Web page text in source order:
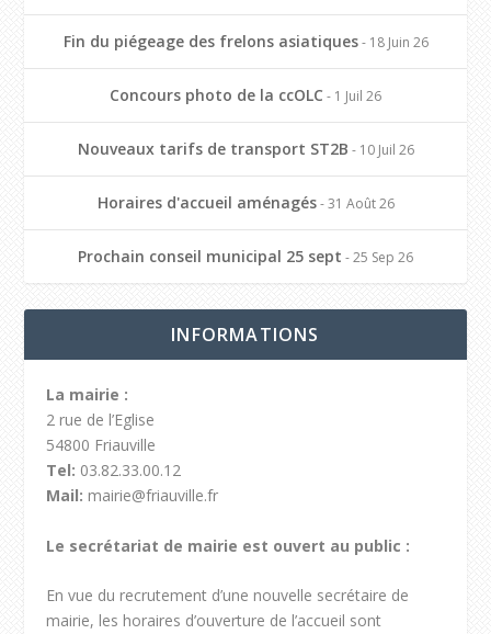
Fin du piégeage des frelons asiatiques- 18 Juin 26
Concours photo de la ccOLC - 1 Juil 26
Nouveaux tarifs de transport ST2B - 10 Juil 26
Horaires d'accueil aménagés- 31 Août 26
Prochain conseil municipal 25 sept - 25 Sep 26
INFORMATIONS
La mairie :
2 rue de l’Eglise
54800 Friauville
Tel: 03.82.33.00.12
Mail: mairie@friauville.fr
Le secrétariat de mairie est ouvert au public :
En vue du recrutement d’une nouvelle secrétaire de
mairie, les horaires d’ouverture de l’accueil sont